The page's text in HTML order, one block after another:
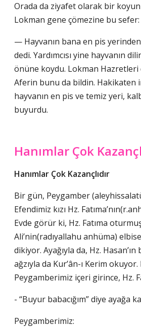
Orada da ziyafet olarak bir
Lokman gene çömezine bu sefer:
— Hayvanın bana en pis
dedi. Yardımcısı yine hayvanın
önüne koydu. Lokman
Aferin bunu da bildin. Hakikaten
hayvanın en pis ve temiz yeri,
buyurdu.
Hanımlar Çok
Hanımlar Çok Kazançlıdır
Bir gün, Peygamber
Efendimiz kızı Hz.
Evde görür ki, Hz. Fatıma
Ali’nin(radıyallahu anhüma)
dikiyor. Ayağıyla da, Hz.
ağzıyla da Kur’ân-ı Kerim
Peygamberimiz içeri girince, Hz.
- “Buyur babacığım” diye ayağa
Peygamberimiz: